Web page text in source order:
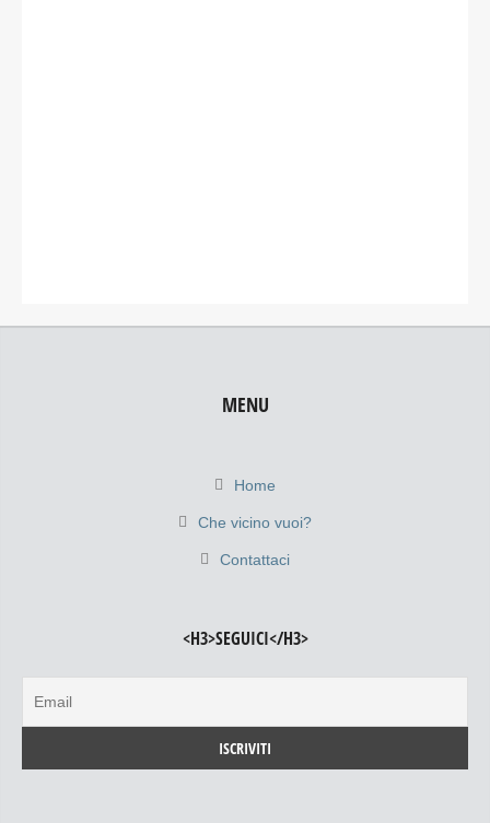
MENU
Home
Che vicino vuoi?
Contattaci
<H3>SEGUICI</H3>